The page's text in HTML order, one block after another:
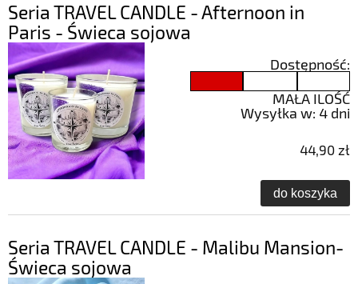
Seria TRAVEL CANDLE - Afternoon in
Paris - Świeca sojowa
Dostępność:
MAŁA ILOŚĆ
Wysyłka w: 4 dni
44,90 zł
do koszyka
Seria TRAVEL CANDLE - Malibu Mansion-
Świeca sojowa